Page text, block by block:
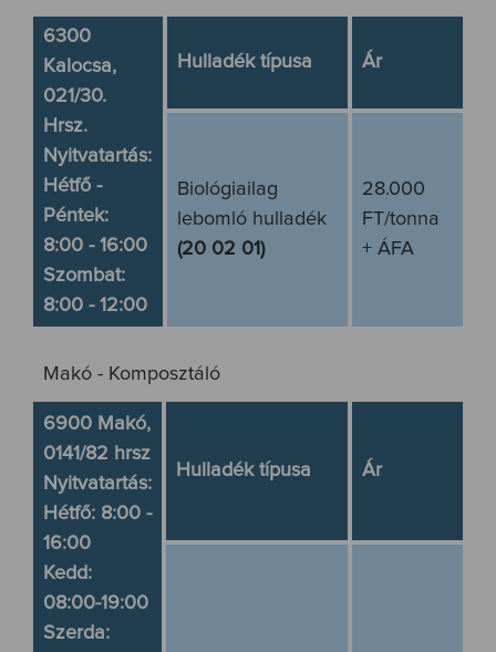
6300
Kalocsa,
021/30.
Hrsz.
Nyitvatartás:
Hétfő -
Péntek:
8:00 - 16:00
Szombat:
8:00 - 12:00
Hulladék típusa Ár
Biológiailag
lebomló hulladék
(20 02 01)
28.000
FT/tonna
+ ÁFA
Makó - Komposztáló
6900 Makó,
0141/82 hrsz
Nyitvatartás:
Hétfő: 8:00 -
16:00
Kedd:
08:00-19:00
Szerda:
Hulladék típusa Ár